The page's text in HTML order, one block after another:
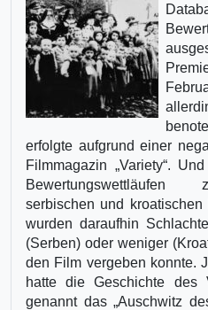
erfolgte aufgrund einer
Filmmagazin „Variety“.
Bewertungswettläufen
serbischen und
wurden daraufhin
(Serben) oder weniger
den Film vergeben konnte.
hatte die Geschichte des
genannt das „Auschwitz